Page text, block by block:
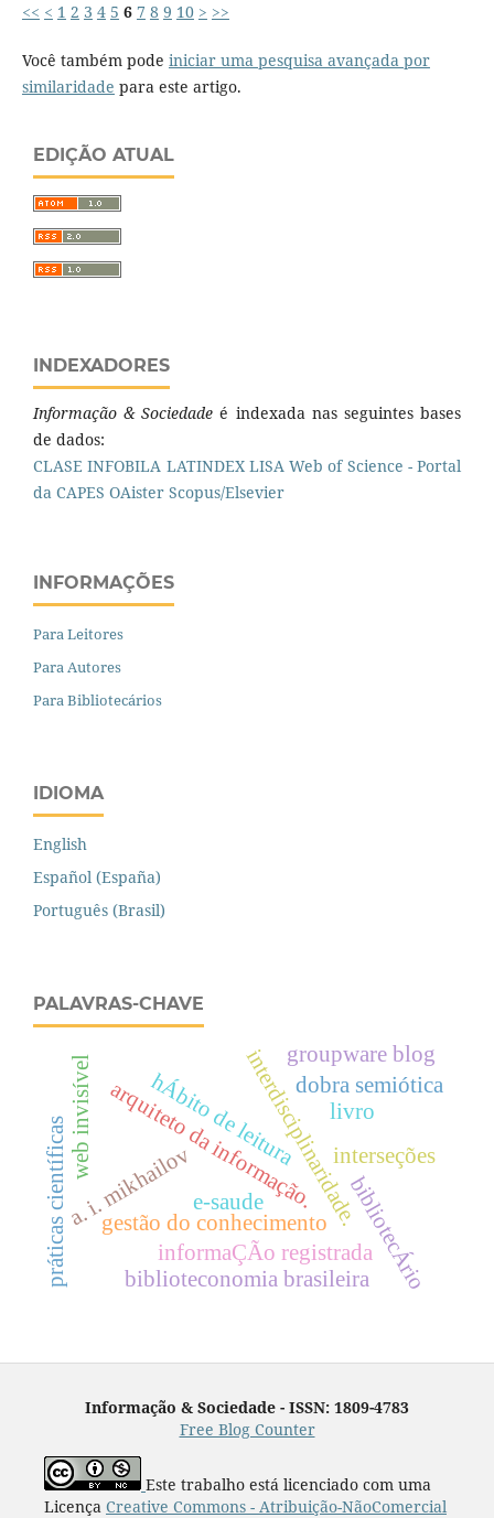
<< < 1 2 3 4 5 6 7 8 9 10 > >>
Você também pode iniciar uma pesquisa avançada por
similaridade para este artigo.
EDIÇÃO ATUAL
INDEXADORES
Informação & Sociedadeé indexada nas seguintes bases
de dados:
CLASE INFOBILA LATINDEX LISA Web of Science - Portal
da CAPES OAister Scopus/Elsevier
INFORMAÇÕES
Para Leitores
Para Autores
Para Bibliotecários
IDIOMA
English
Español (España)
Português (Brasil)
PALAVRAS-CHAVE
gestão do conhecimento
interdisciplinaridade.
arquiteto da informação. interseções
a. i. mikhailov
hÁbito de leitura livro
bibliotecÁrio
informaÇÃo registrada
biblioteconomia brasileira
web invisível dobra semiótica
e-saude
práticas científicas
groupware blog
Informação & Sociedade - ISSN: 1809-4783
Free Blog Counter
Este trabalho está licenciado com uma
Licença Creative Commons - Atribuição-NãoComercial